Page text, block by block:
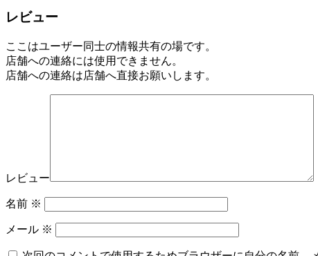
ァ
マ
ー
ズ
年
月
日
レビュー
ここはユーザー同士の情報共有の場です。
店舗への連絡には使用できません。
店舗への連絡は店舗へ直接お願いします。
レビュー
名前 ※
メール ※